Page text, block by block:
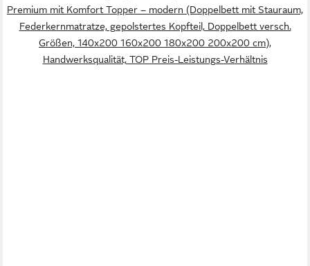
Premium mit Komfort Topper – modern (Doppelbett mit Stauraum,
Federkernmatratze, gepolstertes Kopfteil, Doppelbett versch.
Größen, 140x200 160x200 180x200 200x200 cm),
Handwerksqualität, TOP Preis-Leistungs-Verhältnis